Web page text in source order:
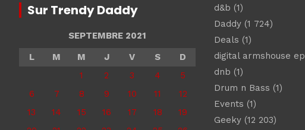
Sur Trendy Daddy
SEPTEMBRE 2021
L
M M J V S
D
1
2 3 4
5
6
7 8 9 10 11
12
13
14 15 16 17 18
19
d&b (1)
Daddy(1 724)
Deals (1)
digital armshouse ep
dnb (1)
Drum n Bass (1)
Events (1)
Geeky(12 203)